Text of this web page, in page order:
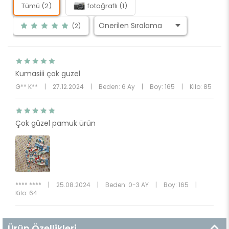
Tümü (2) fotoğraflı (1)
(2)
Kumasiii çok guzel
G** K** | 27.12.2024 | Beden: 6 Ay | Boy: 165 | Kilo: 85
Çok güzel pamuk ürün
**** **** | 25.08.2024 | Beden: 0-3 AY | Boy: 165
|
Kilo: 64